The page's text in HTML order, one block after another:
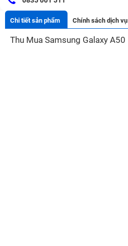
Chi tiết sản phẩm Chính sách dịch vụ
Thu Mua Samsung Galaxy A50